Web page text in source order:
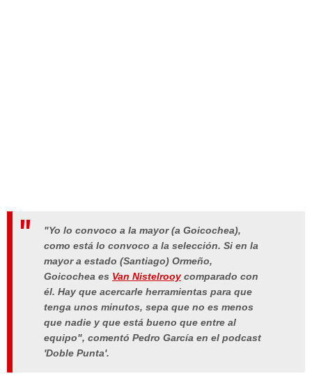
"Yo lo convoco a la mayor (a Goicochea),
como está lo convoco a la selección. Si en la
mayor a estado (Santiago) Ormeño,
Goicochea es Van Nistelrooycomparado con
él. Hay que acercarle herramientas para que
tenga unos minutos, sepa que no es menos
que nadie y que está bueno que entre al
equipo", comentó Pedro García en el podcast
'Doble Punta'.